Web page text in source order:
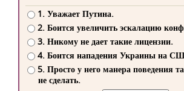
1. Уважает Путина.
2. Боится увеличить эскалацию
3. Никому не дает такие лицензии.
4. Боится нападения Украины на
5. Просто у него манера поведения
не сделать.